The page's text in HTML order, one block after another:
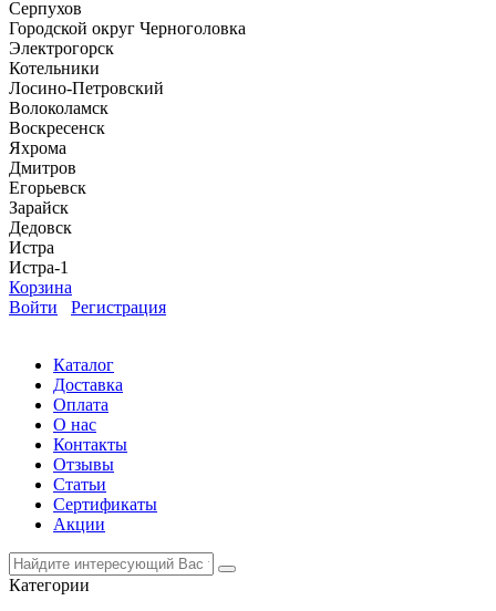
Серпухов
Городской округ Черноголовка
Электрогорск
Котельники
Лосино-Петровский
Волоколамск
Воскресенск
Яхрома
Дмитров
Егорьевск
Зарайск
Дедовск
Истра
Истра-1
Корзина
Войти
Регистрация
Каталог
Доставка
Оплата
О нас
Контакты
Отзывы
Статьи
Сертификаты
Акции
Категории